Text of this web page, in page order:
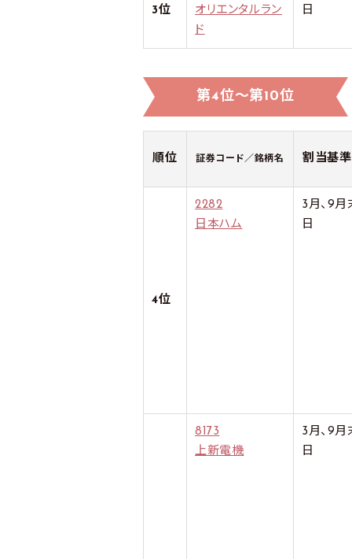
3位
オリエンタルラン
ド
日
第4位～第10位
順位 証券コード／銘柄名 割当基
4位
2282
日本ハム
3月、9月
日
8173
上新電機
3月、9月
日